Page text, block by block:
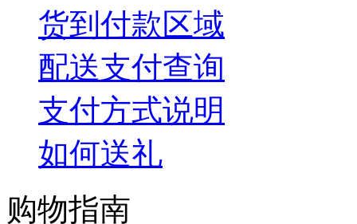
货到付款区域
配送支付查询
支付方式说明
如何送礼
购物指南